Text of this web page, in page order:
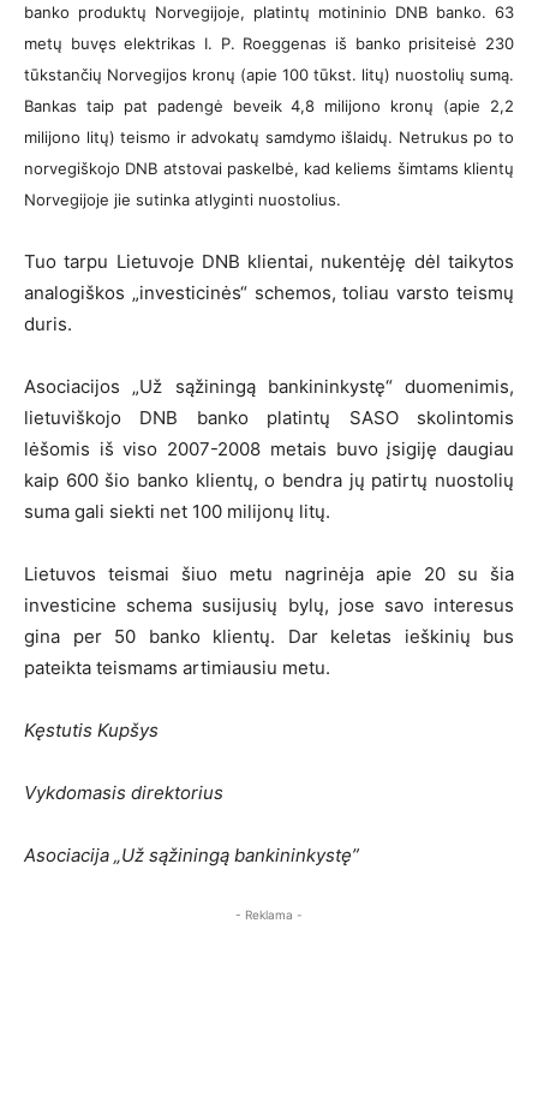
banko produktų Norvegijoje, platintų motininio DNB banko. 63
metų buvęs elektrikas I. P. Roeggenas iš banko prisiteisė 230
tūkstančių Norvegijos kronų (apie 100 tūkst. litų) nuostolių sumą.
Bankas taip pat padengė beveik 4,8 milijono kronų (apie 2,2
milijono litų) teismo ir advokatų samdymo išlaidų. Netrukus po to
norvegiškojo DNB atstovai paskelbė, kad keliems šimtams klientų
Norvegijoje jie sutinka atlyginti nuostolius.
Tuo tarpu Lietuvoje DNB klientai, nukentėję dėl taikytos
analogiškos „investicinės“ schemos, toliau varsto teismų
duris.
Asociacijos „Už sąžiningą bankininkystę“ duomenimis,
lietuviškojo DNB banko platintų SASO skolintomis
lėšomis iš viso 2007-2008 metais buvo įsigiję daugiau
kaip 600 šio banko klientų, o bendra jų patirtų nuostolių
suma gali siekti net 100 milijonų litų.
Lietuvos teismai šiuo metu nagrinėja apie 20 su šia
investicine schema susijusių bylų, jose savo interesus
gina per 50 banko klientų. Dar keletas ieškinių bus
pateikta teismams artimiausiu metu.
Kęstutis Kupšys
Vykdomasis direktorius
Asociacija „Už sąžiningą bankininkystę”
- Reklama -